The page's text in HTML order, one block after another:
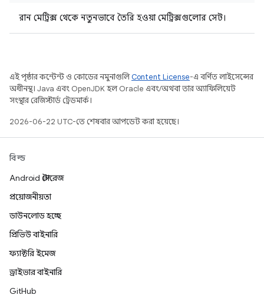
রান মেট্রিক্স থেকে নতুনভাবে তৈরি হওয়া মেট্রিক্সগুলোর সেট।
এই পৃষ্ঠার কন্টেন্ট ও কোডের নমুনাগুলিContent License-এ বর্ণিত লাইসেন্সের
অধীনস্থ। Java এবং OpenJDK হল Oracle এবং/অথবা তার অ্যাফিলিয়েট
সংস্থার রেজিস্টার্ড ট্রেডমার্ক।
2026-06-22 UTC-তে শেষবার আপডেট করা হয়েছে।
বিল্ড
Android স্টোরেজ
প্রয়োজনীয়তা
ডাউনলোড হচ্ছে
প্রিভিউ বাইনারি
ফ্যাক্টরি ইমেজ
ড্রাইভার বাইনারি
GitHub